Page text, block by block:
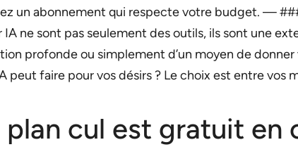
un abonnement qui respecte votre budget. —
ne sont pas seulement des outils, ils sont une
profonde ou simplement d’un moyen de
faire pour vos désirs ? Le choix est entre vos
cul est gratuit en